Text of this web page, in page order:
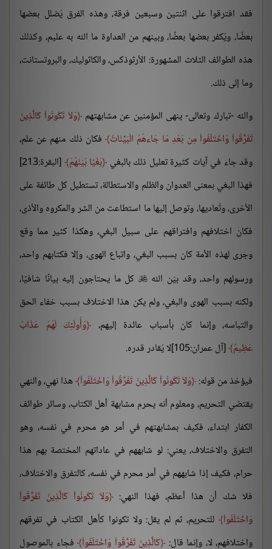
فقد افترقوا على اثنتين وسبعين فرقة، وهذه الفرق يُضلل بعضها
بعضًا، ويُكفر بعضها بعضًا، وبينهم من العداوة ما الله به عليم، وكذلك
هذه الطوائف الثلاث المشهورة: الأرثوذكس، والكاثوليك، والبروتستانت،
وما إلى ذلك.
والله -تبارك وتعالى- ينهى المؤمنين عن مشابهتهم وَلاَ تَكُونُواْ كَالَّذِينَ
تَفَرَّقُواْ وَاخْتَلَفُواْ مِن بَعْدِ مَا جَاءهُمُ الْبَيِّنَاتُ فكان ذلك منهم عن علم،
وقد جاء في آيات كثيرة تعليل ذلك بالبغي بَغْيًا بَيْنَهُمْ
[البقرة:213]
فهذا البغي بمعنى العدوان والظلم والاستطالة، تستطيل كل طائفة على
الأخرى، وتُعاديها، وتوصل إليها ما استطاعت من الشر والمكروه والأذى،
فكان اختلافهم وافتراقهم على سبيل البغي، وهكذا كثير مما وقع
وجرى لهذه الأمة كان بسبب البغي، واتباع الهوى، وإلا فكتابهم واحد،
ورسولهم واحد، وقد بيّن الله كل ما يحتاجون إليه بيانًا شافيًا،
ولكنه بسبب الهوى والبغي، ولم يكن هذا الاختلاف بسبب خفاء الحق
والتباسه، وإنما كان بأسباب عائدة إليهم،
وَأُولَئِكَ لَهُمْ عَذَابٌ
عَظِيمٌ [آل عمران:105]لا يُقادر قدره.
فيؤخذ من قوله: وَلاَ تَكُونُواْ كَالَّذِينَ تَفَرَّقُواْ وَاخْتَلَفُواْ هذا نهي، والنهي
يقتضي التحريم، ومعلوم أنه يحرم مشابهة أهل الكتاب، وسائر طوائف
الكفار ابتداء، فكيف بمشابهتهم في أمر هو محرم في نفسه، وهو
التفرق والاختلاف، يعني: لو شابههم في عاداتهم المختصة بهم هذا
حرام، فكيف إذا شابههم في أمر محرم في نفسه، كالتفرق والاختلاف،
فلا شك أن هذا أعظم، فهذا النهي: وَلاَ تَكُونُواْ كَالَّذِينَ تَفَرَّقُواْ
وَاخْتَلَفُواْ للتحريم، ثم لم يقل: ولا تكونوا كأهل الكتاب في تفرقهم
واختلافهم، لا، وإنما قال: كَالَّذِينَ تَفَرَّقُواْ وَاخْتَلَفُواْ فجاء بالموصول